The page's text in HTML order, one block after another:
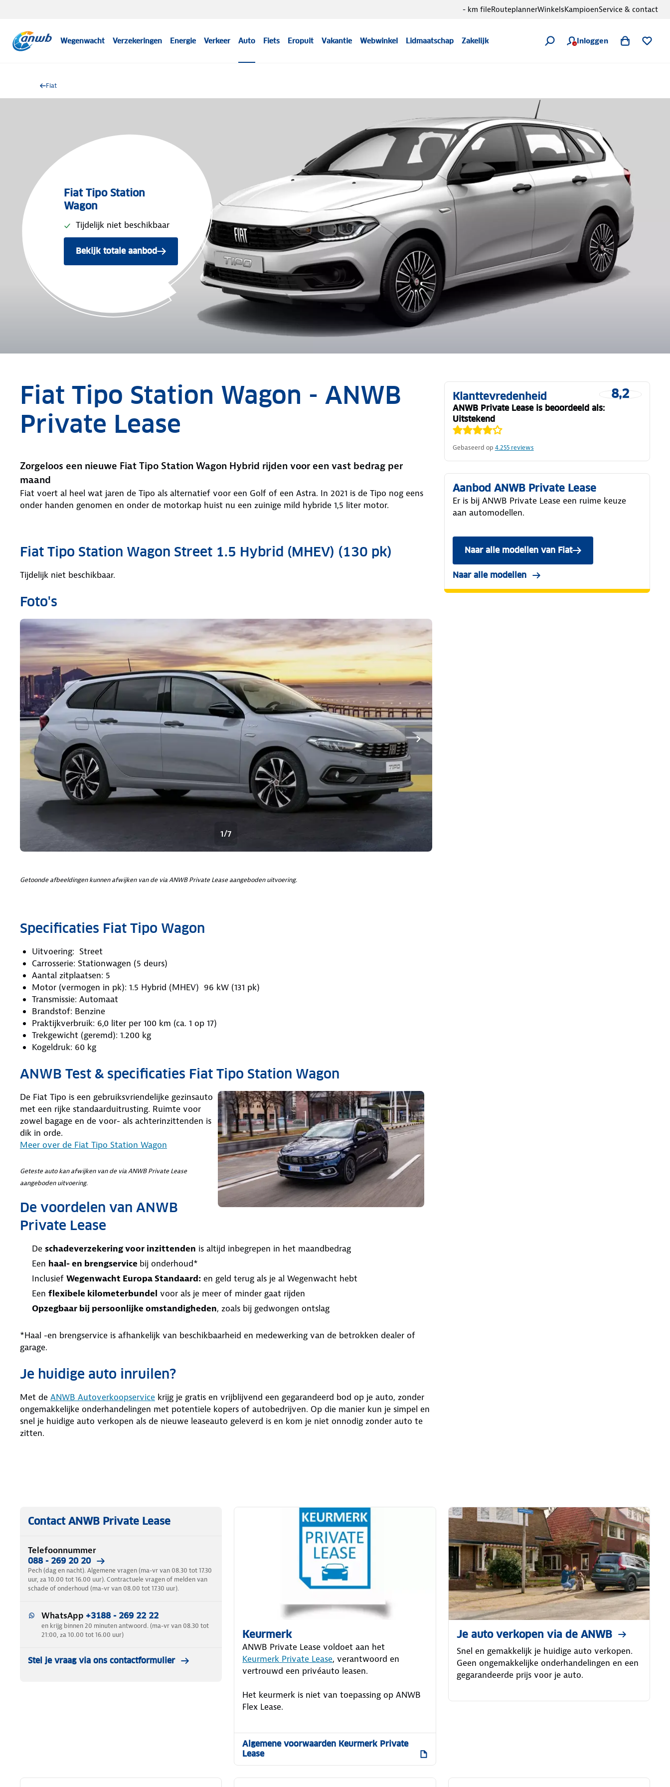
Wegenwacht Verzekeringen Energie Verkeer Auto Fiets Eropuit Vakantie Webwinkel Lidmaatschap Zakelijk Inloggen
- km fileRouteplannerWinkelsKampioenService & contact
Fiat
Fiat Tipo Station
Wagon
Tijdelijk niet beschikbaar
Bekijk totale aanbod
Fiat Tipo Station Wagon - ANWB
Private Lease
Zorgeloos een nieuwe Fiat Tipo Station Wagon Hybrid rijden voor een vast bedrag per
maand
Fiat voert al heel wat jaren de Tipo als alternatief voor een Golf of een Astra. In 2021 is de Tipo nog eens
onder handen genomen en onder de motorkap huist nu een zuinige mild hybride 1,5 liter motor.
Fiat Tipo Station Wagon Street 1.5 Hybrid (MHEV) (130 pk)
Tijdelijk niet beschikbaar.
Foto's
1/7
Getoonde afbeeldingen kunnen afwijken van de via ANWB Private Lease aangeboden uitvoering.
Specificaties Fiat Tipo Wagon
Uitvoering: Street
Carrosserie: Stationwagen (5 deurs)
Aantal zitplaatsen: 5
Motor (vermogen in pk): 1.5 Hybrid (MHEV) 96 kW (131 pk)
Transmissie: Automaat
Brandstof: Benzine
Praktijkverbruik: 6,0 liter per 100 km (ca. 1 op 17)
Trekgewicht (geremd): 1.200 kg
Kogeldruk: 60 kg
ANWB Test & specificaties Fiat Tipo Station Wagon
De Fiat Tipo is een gebruiksvriendelijke gezinsauto
met een rijke standaarduitrusting. Ruimte voor
zowel bagage en de voor- als achterinzittenden is
dik in orde.
Meer over de Fiat Tipo Station Wagon
Geteste auto kan afwijken van de via ANWB Private Lease
aangeboden uitvoering.
De voordelen van ANWB
Private Lease
De schadeverzekering voor inzittenden is altijd inbegrepen in het maandbedrag
Een haal- en brengservice bij onderhoud*
Inclusief Wegenwacht Europa Standaard: en geld terug als je al Wegenwacht hebt
Een flexibele kilometerbundel voor als je meer of minder gaat rijden
Opzegbaar bij persoonlijke omstandigheden, zoals bij gedwongen ontslag
*Haal -en brengservice is afhankelijk van beschikbaarheid en medewerking van de betrokken dealer of
garage.
Je huidige auto inruilen?
Met de ANWB Autoverkoopservice krijg je gratis en vrijblijvend een gegarandeerd bod op je auto, zonder
ongemakkelijke onderhandelingen met potentiele kopers of autobedrijven. Op die manier kun je simpel en
snel je huidige auto verkopen als de nieuwe leaseauto geleverd is en kom je niet onnodig zonder auto te
zitten.
8,2
Klanttevredenheid
ANWB Private Lease is beoordeeld als:
Uitstekend
Gebaseerd op 4.255reviews
Aanbod ANWB Private Lease
Er is bij ANWB Private Lease een ruime keuze
aan automodellen.
Naar alle modellen van Fiat
Naar alle modellen
Contact ANWB Private Lease
Telefoonnummer
088 - 269 20 20
Pech (dag en nacht). Algemene vragen (ma-vr van 08.30 tot 17.30
uur, za 10.00 tot 16.00 uur). Contractuele vragen of melden van
schade of onderhoud (ma-vr van 08.00 tot 17.30 uur).
WhatsApp +3188 - 269 22 22
en krijg binnen 20 minuten antwoord. (ma-vr van 08.30 tot
21:00, za 10.00 tot 16.00 uur)
Stel je vraag via ons contactformulier
Keurmerk
ANWB Private Lease voldoet aan het
Keurmerk Private Lease, verantwoord en
vertrouwd een privéauto leasen.
Het keurmerk is niet van toepassing op ANWB
Flex Lease.
Algemene voorwaarden Keurmerk Private
Lease
Je auto verkopen via de ANWB
Snel en gemakkelijk je huidige auto verkopen.
Geen ongemakkelijke onderhandelingen en een
gegarandeerde prijs voor je auto.